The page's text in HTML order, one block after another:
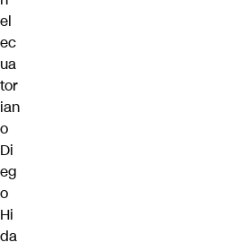
el
ec
ua
tor
ian
o
Di
eg
o
Hi
da